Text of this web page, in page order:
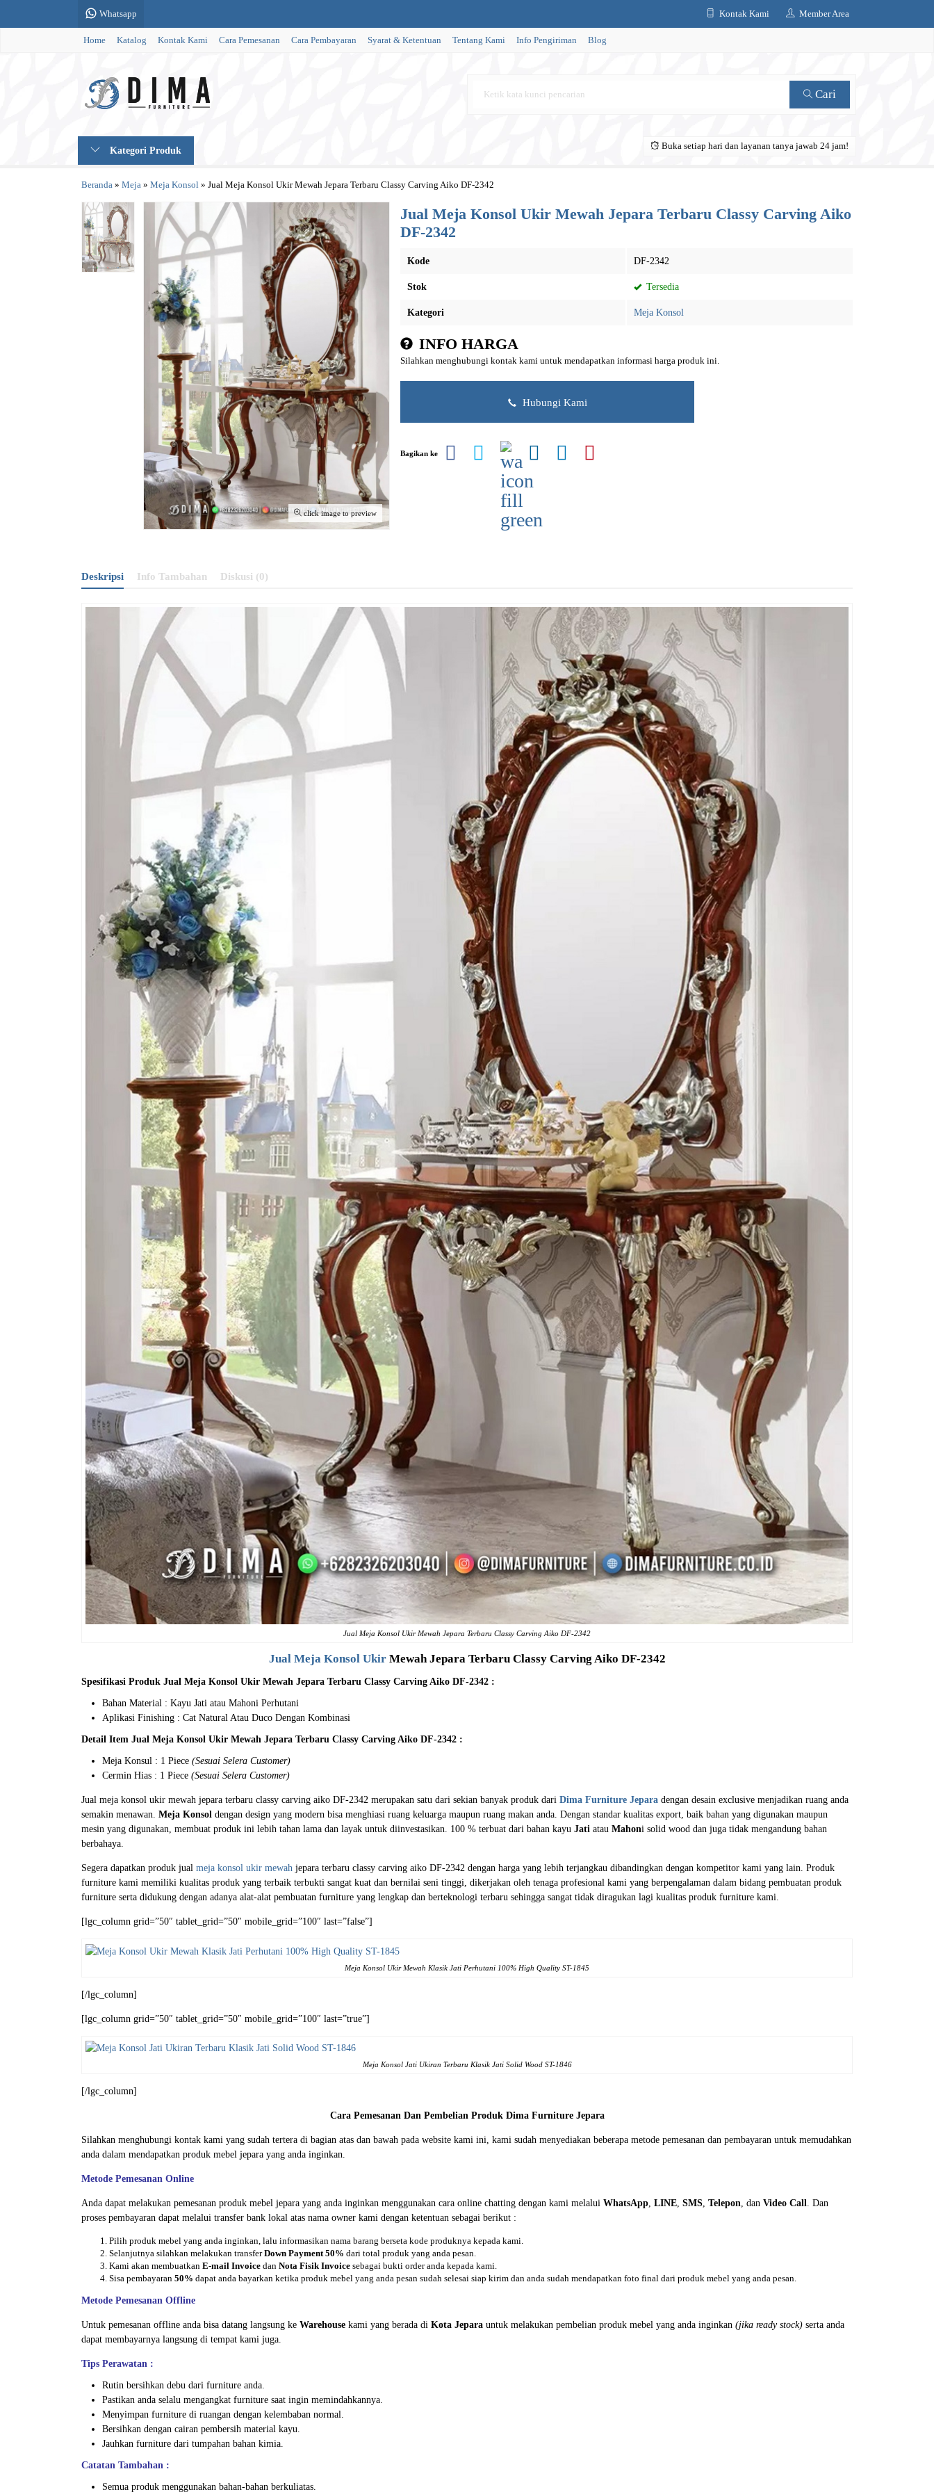
Whatsapp Kontak Kami Member Area
Home Katalog Kontak Kami Cara Pemesanan Cara Pembayaran Syarat & Ketentuan Tentang Kami Info Pengiriman Blog
Cari
Kategori Produk Buka setiap hari dan layanan tanya jawab 24 jam!
Beranda » Meja » Meja Konsol » Jual Meja Konsol Ukir Mewah Jepara Terbaru Classy Carving Aiko DF-2342
click image to preview
Jual Meja Konsol Ukir Mewah Jepara Terbaru Classy Carving Aiko
DF-2342
Kode DF-2342
Stok Tersedia
Kategori Meja Konsol
INFO HARGA
Silahkan menghubungi kontak kami untuk mendapatkan informasi harga produk ini.
Hubungi Kami
Bagikan ke
Deskripsi Info Tambahan Diskusi (0)
Jual Meja Konsol Ukir Mewah Jepara Terbaru Classy Carving Aiko DF-2342
Jual Meja Konsol UkirMewah Jepara Terbaru Classy Carving Aiko DF-2342
Spesifikasi Produk Jual Meja Konsol Ukir Mewah Jepara Terbaru Classy Carving Aiko DF-2342 :
Bahan Material : Kayu Jati atau Mahoni Perhutani
Aplikasi Finishing : Cat Natural Atau Duco Dengan Kombinasi
Detail Item Jual Meja Konsol Ukir Mewah Jepara Terbaru Classy Carving Aiko DF-2342 :
Meja Konsul : 1 Piece (Sesuai Selera Customer)
Cermin Hias : 1 Piece (Sesuai Selera Customer)
Jual meja konsol ukir mewah jepara terbaru classy carving aiko DF-2342 merupakan satu dari sekian banyak produk dari Dima Furniture Jepara dengan desain exclusive menjadikan ruang anda
semakin menawan. Meja Konsol dengan design yang modern bisa menghiasi ruang keluarga maupun ruang makan anda. Dengan standar kualitas export, baik bahan yang digunakan maupun
mesin yang digunakan, membuat produk ini lebih tahan lama dan layak untuk diinvestasikan. 100 % terbuat dari bahan kayu Jati atau Mahoni solid wood dan juga tidak mengandung bahan
berbahaya.
Segera dapatkan produk jual meja konsol ukir mewah jepara terbaru classy carving aiko DF-2342 dengan harga yang lebih terjangkau dibandingkan dengan kompetitor kami yang lain. Produk
furniture kami memiliki kualitas produk yang terbaik terbukti sangat kuat dan bernilai seni tinggi, dikerjakan oleh tenaga profesional kami yang berpengalaman dalam bidang pembuatan produk
furniture serta didukung dengan adanya alat-alat pembuatan furniture yang lengkap dan berteknologi terbaru sehingga sangat tidak diragukan lagi kualitas produk furniture kami.
[lgc_column grid=”50″ tablet_grid=”50″ mobile_grid=”100″ last=”false”]
Meja Konsol Ukir Mewah Klasik Jati Perhutani 100% High Quality ST-1845
[/lgc_column]
[lgc_column grid=”50″ tablet_grid=”50″ mobile_grid=”100″ last=”true”]
Meja Konsol Jati Ukiran Terbaru Klasik Jati Solid Wood ST-1846
[/lgc_column]
Cara Pemesanan Dan Pembelian Produk Dima Furniture Jepara
Silahkan menghubungi kontak kami yang sudah tertera di bagian atas dan bawah pada website kami ini, kami sudah menyediakan beberapa metode pemesanan dan pembayaran untuk memudahkan
anda dalam mendapatkan produk mebel jepara yang anda inginkan.
Metode Pemesanan Online
Anda dapat melakukan pemesanan produk mebel jepara yang anda inginkan menggunakan cara online chatting dengan kami melalui WhatsApp LINE SMS Telepon , dan Video Call
. Dan
proses pembayaran dapat melalui transfer bank lokal atas nama owner kami dengan ketentuan sebagai berikut :
Pilih produk mebel yang anda inginkan, lalu informasikan nama barang berseta kode produknya kepada kami.
Selanjutnya silahkan melakukan transferDown Payment 50% dari total produk yang anda pesan.
Kami akan membuatkan E-mail Invoice dan Nota Fisik Invoice sebagai bukti order anda kepada kami.
Sisa pembayaran 50% dapat anda bayarkan ketika produk mebel yang anda pesan sudah selesai siap kirim dan anda sudah mendapatkan foto final dari produk mebel yang anda pesan.
Metode Pemesanan Offline
Untuk pemesanan offline anda bisa datang langsung ke Warehouse kami yang berada di Kota Jepara untuk melakukan pembelian produk mebel yang anda inginkan (jika ready stock) serta anda
dapat membayarnya langsung di tempat kami juga.
Tips Perawatan :
Rutin bersihkan debu dari furniture anda.
Pastikan anda selalu mengangkat furniture saat ingin memindahkannya.
Menyimpan furniture di ruangan dengan kelembaban normal.
Bersihkan dengan cairan pembersih material kayu.
Jauhkan furniture dari tumpahan bahan kimia.
Catatan Tambahan :
Semua produk menggunakan bahan-bahan berkuliatas.